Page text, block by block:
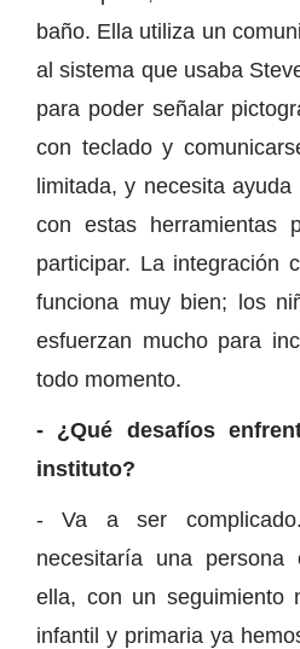
baño. Ella utiliza un
al sistema que usaba
para poder señalar
con teclado y
limitada, y necesita
con estas herramientas
participar. La integración
funciona muy bien; los
esfuerzan mucho para
todo momento.
- ¿Qué desafíos
instituto?
- Va a ser
necesitaría una persona
ella, con un seguimiento
infantil y primaria ya